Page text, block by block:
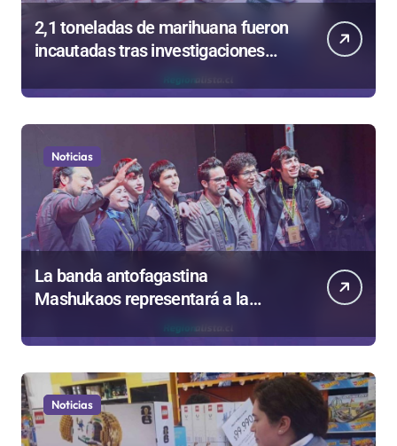
2,1 toneladas de marihuana fueron
incautadas tras investigaciones
Noticias
La banda antofagastina
Mashukaos representará a la
de Valparaíso
Noticias